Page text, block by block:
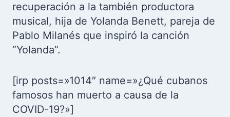
recuperación a la también productora
musical, hija de Yolanda Benett, pareja de
Pablo Milanés que inspiró la canción
“Yolanda”.
[irp posts=»1014″ name=»¿Qué cubanos
famosos han muerto a causa de la
COVID-19?»]